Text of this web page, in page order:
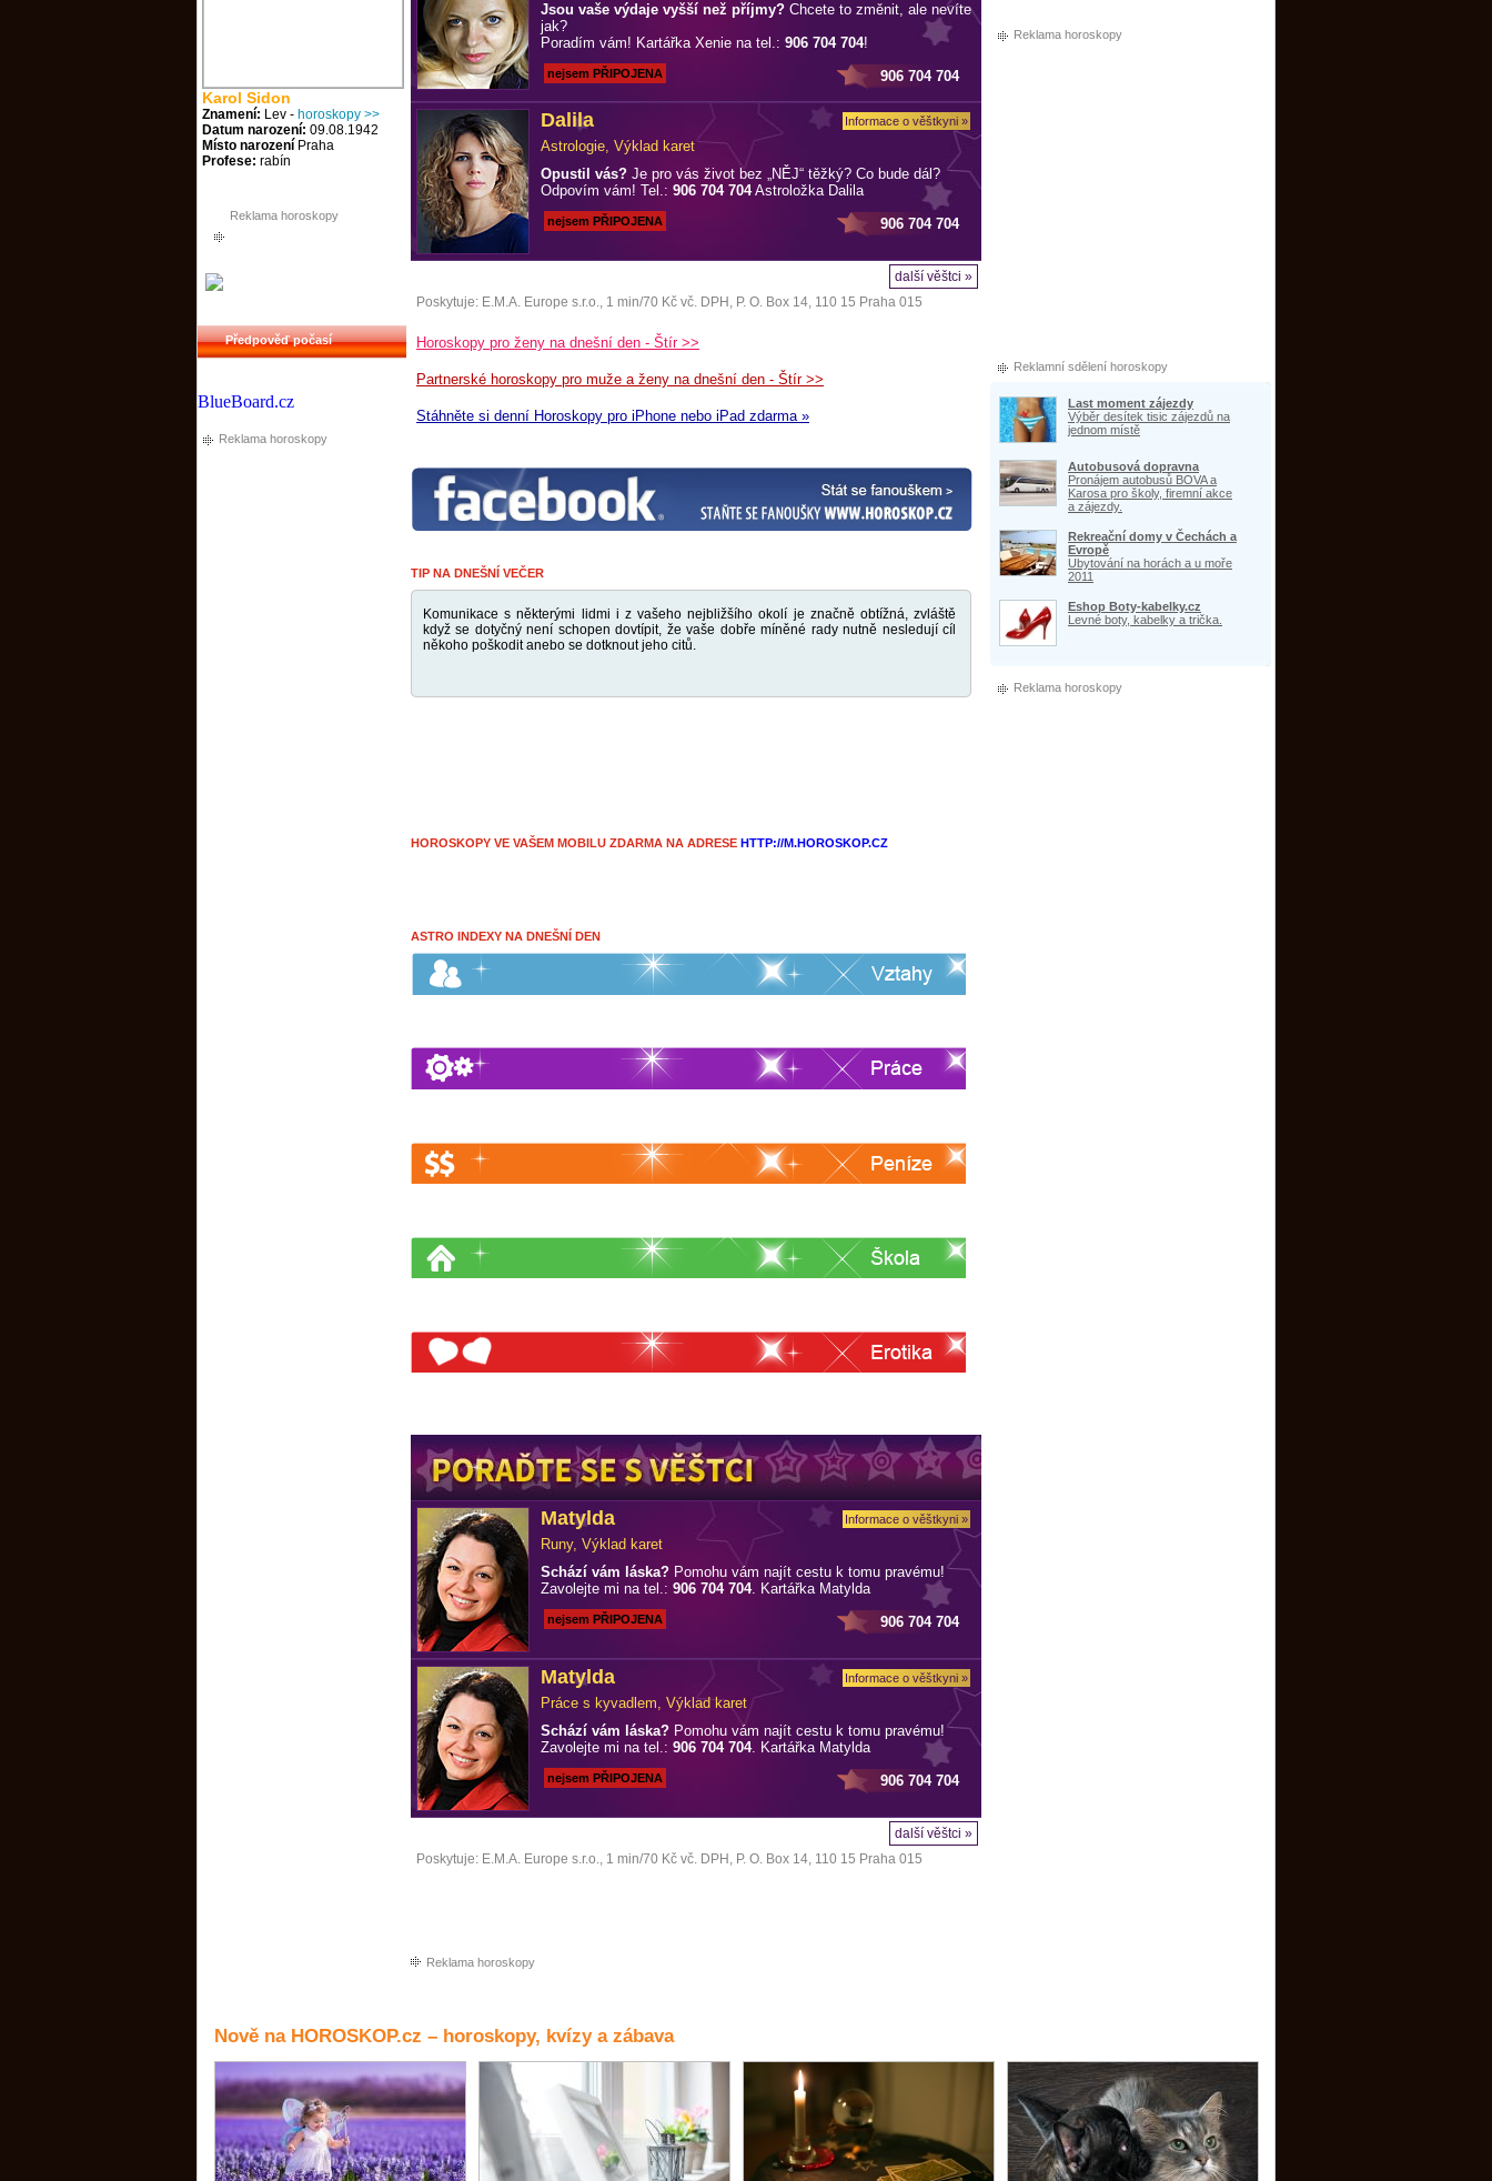
Karol Sidon
Znamení: Lev - horoskopy >>
Datum narození: 09.08.1942
Místo narození Praha
Profese: rabín
Reklama horoskopy
Předpověď počasí
BlueBoard.cz
Reklama horoskopy
Jsou vaše výdaje vyšší než příjmy? Chcete to změnit, ale nevíte
jak?
Poradím vám! Kartářka Xenie na tel.: 906 704 704!
nejsem PŘIPOJENA 906 704 704
Dalila
Astrologie, Výklad karet
Informace o věštkyni »
Opustil vás? Je pro vás život bez „NĚJ“ těžký? Co bude dál?
Odpovím vám! Tel.: 906 704 704Astroložka Dalila
nejsem PŘIPOJENA 906 704 704
další věštci »
Poskytuje: E.M.A. Europe s.r.o., 1 min/70 Kč vč. DPH, P. O. Box 14, 110 15 Praha 015
Horoskopy pro ženy na dnešní den - Štír >>
Partnerské horoskopy pro muže a ženy na dnešní den - Štír >>
Stáhněte si denní Horoskopy pro iPhone nebo iPad zdarma »
TIP NA DNEŠNÍ VEČER
Komunikace s některými lidmi i z vašeho nejbližšího okolí je značně obtížná, zvláště
když se dotyčný není schopen dovtípit, že vaše dobře míněné rady nutně nesledují cíl
někoho poškodit anebo se dotknout jeho citů.
HOROSKOPY VE VAŠEM MOBILU ZDARMA NA ADRESE HTTP://M.HOROSKOP.CZ
ASTRO INDEXY NA DNEŠNÍ DEN
Matylda
Runy, Výklad karet
Informace o věštkyni »
Schází vám láska? Pomohu vám najít cestu k tomu pravému!
Zavolejte mi na tel.: 906 704 704. Kartářka Matylda
nejsem PŘIPOJENA 906 704 704
Matylda
Práce s kyvadlem, Výklad karet
Informace o věštkyni »
Schází vám láska? Pomohu vám najít cestu k tomu pravému!
Zavolejte mi na tel.: 906 704 704. Kartářka Matylda
nejsem PŘIPOJENA 906 704 704
další věštci »
Poskytuje: E.M.A. Europe s.r.o., 1 min/70 Kč vč. DPH, P. O. Box 14, 110 15 Praha 015
Reklama horoskopy
Reklama horoskopy
Reklamní sdělení horoskopy
Last moment zájezdy
Výběr desítek tisic zájezdů na
jednom místě
Autobusová dopravna
Pronájem autobusů BOVA a
Karosa pro školy, firemní akce
a zájezdy.
Rekreační domy v Čechách a
Evropě
Ubytování na horách a u moře
2011
Eshop Boty-kabelky.cz
Levné boty, kabelky a trička.
Reklama horoskopy
Nově na HOROSKOP.cz – horoskopy, kvízy a zábava